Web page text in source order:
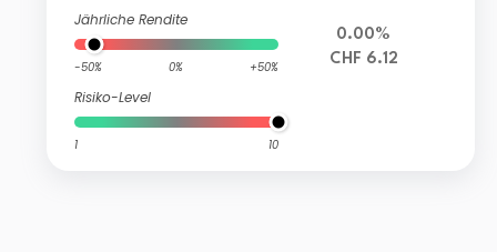
Jährliche Rendite
-50% 0% +50%
Risiko-Level
1 10
0.00%
CHF 6.12